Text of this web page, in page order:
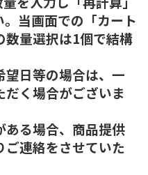
当画面での「カート
数量選択は1個で結構
日等の場合は、一
く場合がございま
る場合、商品提供
連絡をさせていた